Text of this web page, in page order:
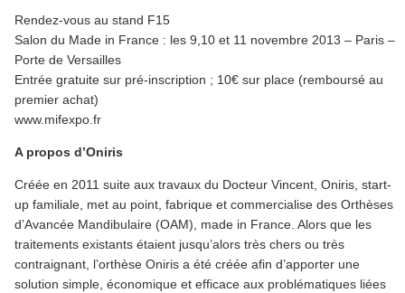
Rendez-vous au stand F15
Salon du Made in France : les 9,10 et 11 novembre 2013 – Paris –
Porte de Versailles
Entrée gratuite sur pré-inscription ; 10€ sur place (remboursé au
premier achat)
www.mifexpo.fr
A propos d’Oniris
Créée en 2011 suite aux travaux du Docteur Vincent, Oniris, start-
up familiale, met au point, fabrique et commercialise des Orthèses
d’Avancée Mandibulaire (OAM), made in France. Alors que les
traitements existants étaient jusqu’alors très chers ou très
contraignant, l’orthèse Oniris a été créée afin d’apporter une
solution simple, économique et efficace aux problématiques liées